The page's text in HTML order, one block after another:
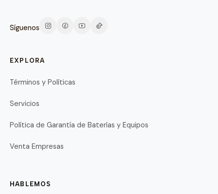
Síguenos
EXPLORA
Términos y Políticas
Servicios
Política de Garantía de Baterías y Equipos
Venta Empresas
HABLEMOS